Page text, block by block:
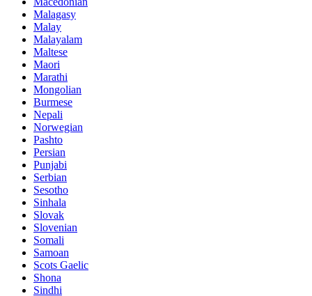
Malagasy
Malay
Malayalam
Maltese
Maori
Marathi
Mongolian
Burmese
Nepali
Norwegian
Pashto
Persian
Punjabi
Serbian
Sesotho
Sinhala
Slovak
Slovenian
Somali
Samoan
Scots Gaelic
Shona
Sindhi